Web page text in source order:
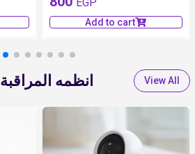
EGP
Add to cart
انظمه View All